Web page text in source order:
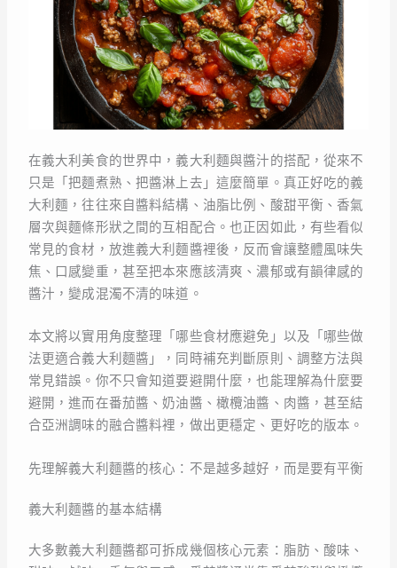
在義大利美食的世界中，義大利麵與醬汁的搭配，從來不
只是「把麵煮熟、把醬淋上去」這麼簡單。真正好吃的義
大利麵，往往來自醬料結構、油脂比例、酸甜平衡、香氣
層次與麵條形狀之間的互相配合。也正因如此，有些看似
常見的食材，放進義大利麵醬裡後，反而會讓整體風味失
焦、口感變重，甚至把本來應該清爽、濃郁或有韻律感的
醬汁，變成混濁不清的味道。
本文將以實用角度整理「哪些食材應避免」以及「哪些做
法更適合義大利麵醬」，同時補充判斷原則、調整方法與
常見錯誤。你不只會知道要避開什麼，也能理解為什麼要
避開，進而在番茄醬、奶油醬、橄欖油醬、肉醬，甚至結
合亞洲調味的融合醬料裡，做出更穩定、更好吃的版本。
先理解義大利麵醬的核心：不是越多越好，而是要有平衡
義大利麵醬的基本結構
大多數義大利麵醬都可拆成幾個核心元素：脂肪、酸味、